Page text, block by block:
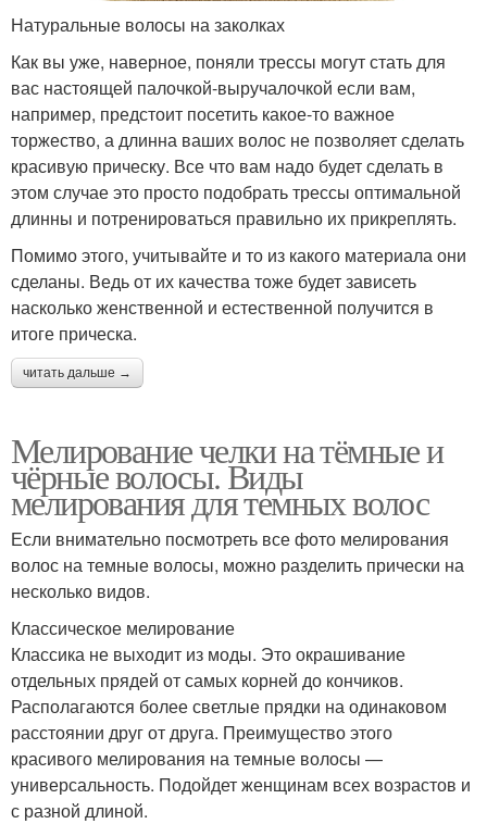
Натуральные волосы на заколках
Как вы уже, наверное, поняли трессы могут стать для
вас настоящей палочкой-выручалочкой если вам,
например, предстоит посетить какое-то важное
торжество, а длинна ваших волос не позволяет сделать
красивую прическу. Все что вам надо будет сделать в
этом случае это просто подобрать трессы оптимальной
длинны и потренироваться правильно их прикреплять.
Помимо этого, учитывайте и то из какого материала они
сделаны. Ведь от их качества тоже будет зависеть
насколько женственной и естественной получится в
итоге прическа.
читать дальше →
Мелирование челки на тёмные и
чёрные волосы. Виды
мелирования для темных волос
Если внимательно посмотреть все фото мелирования
волос на темные волосы, можно разделить прически на
несколько видов.
Классическое мелирование
Классика не выходит из моды. Это окрашивание
отдельных прядей от самых корней до кончиков.
Располагаются более светлые прядки на одинаковом
расстоянии друг от друга. Преимущество этого
красивого мелирования на темные волосы —
универсальность. Подойдет женщинам всех возрастов и
с разной длиной.